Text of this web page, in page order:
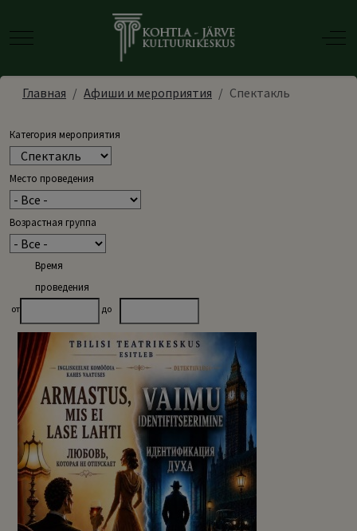
Mobile Menu Toggle Off-
Главная Афиши и мероприятия Спектакль
Категория мероприятия
Место проведения
Возрастная группа
Время
проведения
от до